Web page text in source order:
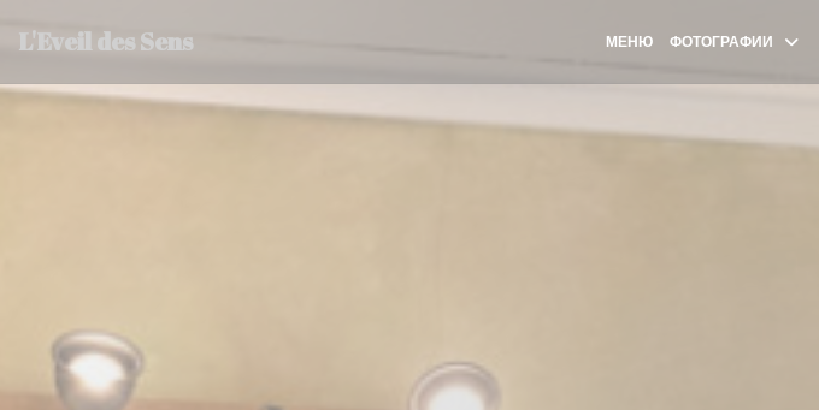
L'Eveil des Sens МЕНЮ ФОТОГРАФИИ